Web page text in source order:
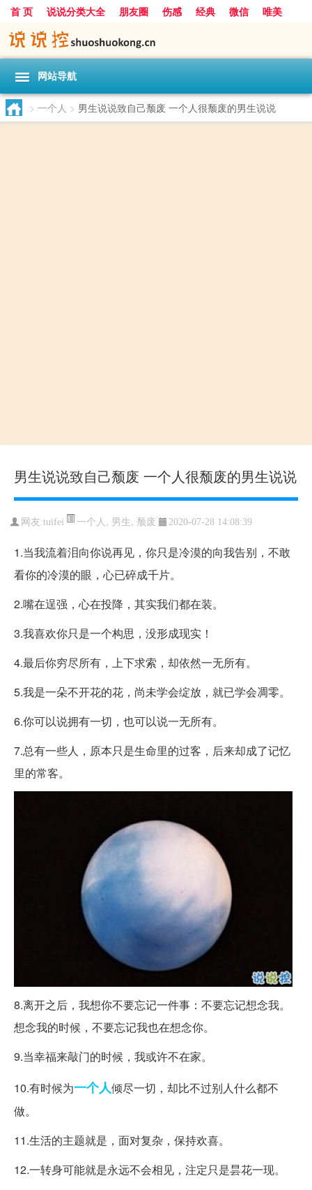
首 页 说说分类大全 朋友圈 伤感 经典 微信
唯美
励志
爱情 搞笑
网站导航
> 一个人 > 男生说说致自己颓废 一个人很颓废的男生说说
男生说说致自己颓废 一个人很颓废的男生说说
网友:tuifei 一个人 , 男生, 颓废 2020-07-28 14:08:39
1.当我流着泪向你说再见，你只是冷漠的向我告别，不敢
看你的冷漠的眼，心已碎成千片。
2.嘴在逞强，心在投降，其实我们都在装。
3.我喜欢你只是一个构思，没形成现实！
4.最后你穷尽所有，上下求索，却依然一无所有。
5.我是一朵不开花的花，尚未学会绽放，就已学会凋零。
6.你可以说拥有一切，也可以说一无所有。
7.总有一些人，原本只是生命里的过客，后来却成了记忆
里的常客。
8.离开之后，我想你不要忘记一件事：不要忘记想念我。
想念我的时候，不要忘记我也在想念你。
9.当幸福来敲门的时候，我或许不在家。
10.有时候为一个人倾尽一切，却比不过别人什么都不
做。
11.生活的主题就是，面对复杂，保持欢喜。
12.一转身可能就是永远不会相见，注定只是昙花一现。